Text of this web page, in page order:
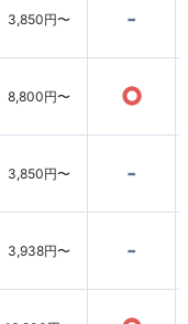
3,850円〜 -
8,800円〜 ○
3,850円〜 -
3,938円〜 -